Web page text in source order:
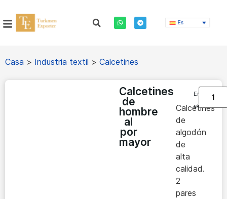
Es
Casa > Industria textil > Calcetines
Calcetines
de
hombre
al
por
mayor
Calcetines
de
algodón
de
alta
calidad.
2
pares
En
stock